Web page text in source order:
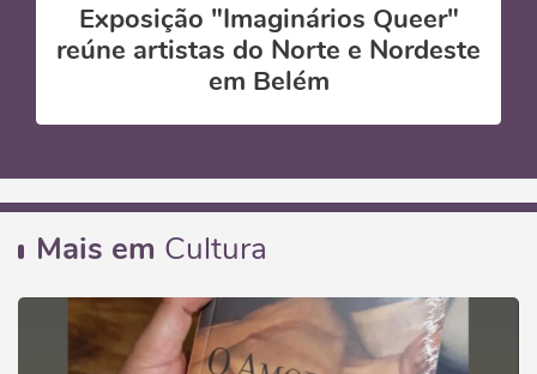
Exposição "Imaginários Queer"
reúne artistas do Norte e Nordeste
em Belém
Mais em Cultura